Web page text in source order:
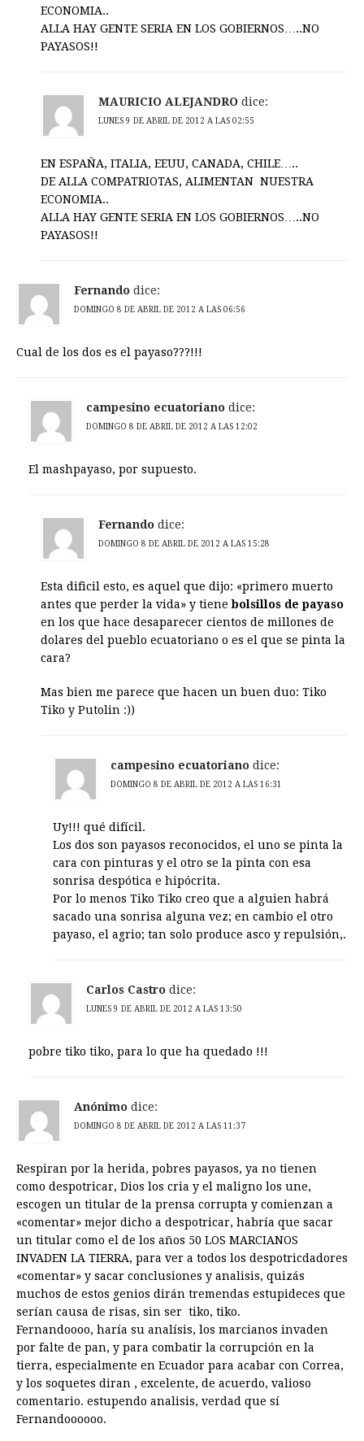
ECONOMIA..
ALLA HAY GENTE SERIA EN LOS GOBIERNOS…..NO
PAYASOS!!
MAURICIO ALEJANDRO dice:
LUNES 9 DE ABRIL DE 2012 A LAS 02:55
EN ESPAÑA, ITALIA, EEUU, CANADA, CHILE…..
DE ALLA COMPATRIOTAS, ALIMENTAN NUESTRA
ECONOMIA..
ALLA HAY GENTE SERIA EN LOS GOBIERNOS…..NO
PAYASOS!!
Fernando dice:
DOMINGO 8 DE ABRIL DE 2012 A LAS 06:56
Cual de los dos es el payaso???!!!
campesino ecuatoriano dice:
DOMINGO 8 DE ABRIL DE 2012 A LAS 12:02
El mashpayaso, por supuesto.
Fernando dice:
DOMINGO 8 DE ABRIL DE 2012 A LAS 15:28
Esta dificil esto, es aquel que dijo: «primero muerto
antes que perder la vida» y tienebolsillos de payaso
en los que hace desaparecer cientos de millones de
dolares del pueblo ecuatoriano o es el que se pinta la
cara?
Mas bien me parece que hacen un buen duo: Tiko
Tiko y Putolin :))
campesino ecuatoriano dice:
DOMINGO 8 DE ABRIL DE 2012 A LAS 16:31
Uy!!! qué difícil.
Los dos son payasos reconocidos, el uno se pinta la
cara con pinturas y el otro se la pinta con esa
sonrisa despótica e hipócrita.
Por lo menos Tiko Tiko creo que a alguien habrá
sacado una sonrisa alguna vez; en cambio el otro
payaso, el agrio; tan solo produce asco y repulsión,.
Carlos Castro dice:
LUNES 9 DE ABRIL DE 2012 A LAS 13:50
pobre tiko tiko, para lo que ha quedado !!!
Anónimo dice:
DOMINGO 8 DE ABRIL DE 2012 A LAS 11:37
Respiran por la herida, pobres payasos, ya no tienen
como despotricar, Dios los cria y el maligno los une,
escogen un titular de la prensa corrupta y comienzan a
«comentar» mejor dicho a despotricar, habría que sacar
un titular como el de los años 50 LOS MARCIANOS
INVADEN LA TIERRA, para ver a todos los despotricdadores
«comentar» y sacar conclusiones y analisis, quizás
muchos de estos genios dirán tremendas estupideces que
serían causa de risas, sin ser tiko, tiko.
Fernandoooo, haría su analísis, los marcianos invaden
por falte de pan, y para combatir la corrupción en la
tierra, especialmente en Ecuador para acabar con Correa,
y los soquetes diran , excelente, de acuerdo, valioso
comentario. estupendo analisis, verdad que sí
Fernandoooooo.